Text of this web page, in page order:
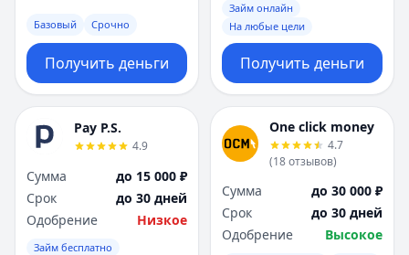
Базовый Срочно
Получить деньги
Займ онлайн
На любые цели
Получить деньги
Pay P.S.
4.9
Сумма
до 15 000 ₽
Срок
до 30 дней
Одобрение
Низкое
Займ бесплатно
One click money
4.7
(18отзывов)
Сумма
до 30 000 ₽
Срок
до 30 дней
Одобрение
Высокое